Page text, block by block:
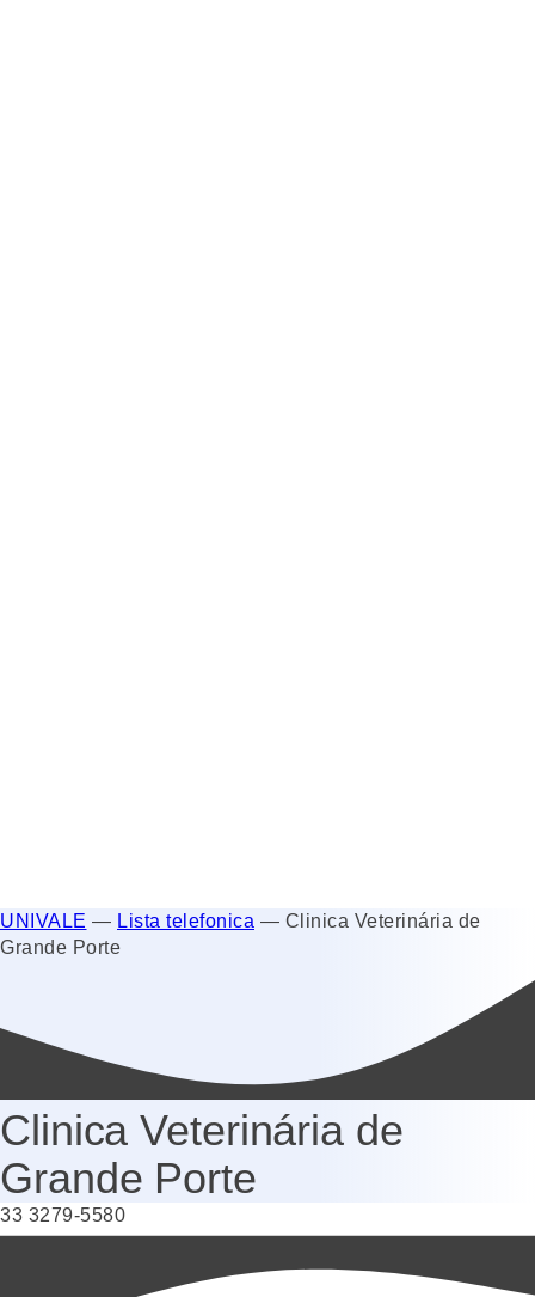
UNIVALE — Lista telefonica — Clinica Veterinária de
Grande Porte
Clinica Veterinária de
Grande Porte
33 3279-5580